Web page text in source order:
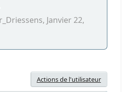
Janvier 22,
Actions de l'utilisateur